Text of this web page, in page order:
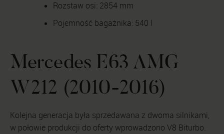
Rozstaw osi: 2854 mm
Pojemność bagażnika: 540 l
Mercedes E63 AMG
W212 (2010-2016)
Kolejna generacja była sprzedawana z dwoma silnikami,
w połowie produkcji do oferty wprowadzono V8 Biturbo.